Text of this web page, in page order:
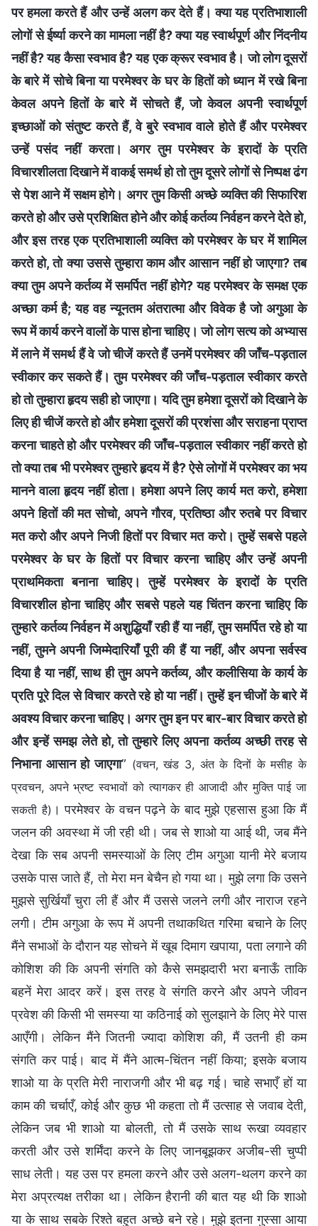
पर हमला करते हैं और उन्हें अलग कर देते हैं। क्या यह प्रतिभाशाली
लोगों से ईर्ष्या करने का मामला नहीं है? क्या यह स्‍वार्थपूर्ण और निंदनीय
नहीं है? यह कैसा स्वभाव है? यह एक क्रूर स्वभाव है। जो लोग दूसरों
के बारे में सोचे बिना या परमेश्वर के घर के हितों को ध्‍यान में रखे बिना
केवल अपने हितों के बारे में सोचते हैं, जो केवल अपनी स्‍वार्थपूर्ण
इच्छाओं को संतुष्ट करते हैं, वे बुरे स्वभाव वाले होते हैं और परमेश्वर
उन्हें पसंद नहीं करता। अगर तुम परमेश्वर के इरादों के प्रति
विचारशीलता दिखाने में वाकई समर्थ हो तो तुम दूसरे लोगों से निष्पक्ष ढंग
से पेश आने में सक्षम होगे। अगर तुम किसी अच्छे व्यक्ति की सिफारिश
करते हो और उसे प्रशिक्षित होने और कोई कर्तव्य निर्वहन करने देते हो,
और इस तरह एक प्रतिभाशाली व्यक्ति को परमेश्वर के घर में शामिल
करते हो, तो क्या उससे तुम्‍हारा काम और आसान नहीं हो जाएगा? तब
क्या तुम अपने कर्तव्‍य में समर्पित नहीं होगे? यह परमेश्वर के समक्ष एक
अच्छा कर्म है; यह वह न्यूनतम अंतरात्मा और विवेक है जो अगुआ के
रूप में कार्य करने वालों के पास होना चाहिए। जो लोग सत्य को अभ्‍यास
में लाने में समर्थ हैं वे जो चीजें करते हैं उनमें परमेश्वर की जाँच-पड़ताल
स्वीकार कर सकते हैं। तुम परमेश्वर की जाँच-पड़ताल स्वीकार करते
हो तो तुम्‍हारा हृदय सही हो जाएगा। यदि तुम हमेशा दूसरों को दिखाने के
लिए ही चीजें करते हो और हमेशा दूसरों की प्रशंसा और सराहना प्राप्त
करना चाहते हो और परमेश्वर की जाँच-पड़ताल स्वीकार नहीं करते हो
तो क्या तब भी परमेश्वर तुम्‍हारे हृदय में है? ऐसे लोगों में परमेश्वर का भय
मानने वाला हृदय नहीं होता। हमेशा अपने लिए कार्य मत करो, हमेशा
अपने हितों की मत सोचो, अपने गौरव, प्रतिष्ठा और रुतबे पर विचार
मत करो और अपने निजी हितों पर विचार मत करो। तुम्‍हें सबसे पहले
परमेश्वर के घर के हितों पर विचार करना चाहिए और उन्‍हें अपनी
प्राथमिकता बनाना चाहिए। तुम्‍हें परमेश्वर के इरादों के प्रति
विचारशील होना चाहिए और सबसे पहले यह चिंतन करना चाहिए कि
तुम्‍हारे कर्तव्‍य निर्वहन में अशुद्धियाँ रही हैं या नहीं, तुम समर्पित रहे हो या
नहीं, तुमने अपनी जिम्मेदारियाँ पूरी की हैं या नहीं, और अपना सर्वस्व
दिया है या नहीं, साथ ही तुम अपने कर्तव्य, और कलीसिया के कार्य के
प्रति पूरे दिल से विचार करते रहे हो या नहीं। तुम्‍हें इन चीजों के बारे में
अवश्‍य विचार करना चाहिए। अगर तुम इन पर बार-बार विचार करते हो
और इन्हें समझ लेते हो, तो तुम्‍हारे लिए अपना कर्तव्‍य अच्‍छी तरह से
निभाना आसान हो जाएगा” (वचन, खंड 3, अंत के दिनों के मसीह के
प्रवचन, अपने भ्रष्ट स्वभावों को त्यागकर ही आजादी और मुक्ति पाई जा
सकती है) । परमेश्वर के वचन पढ़ने के बाद मुझे एहसास हुआ कि मैं
जलन की अवस्था में जी रही थी। जब से शाओ या आई थी, जब मैंने
देखा कि सब अपनी समस्याओं के लिए टीम अगुआ यानी मेरे बजाय
उसके पास जाते हैं, तो मेरा मन बेचैन हो गया था। मुझे लगा कि उसने
मुझसे सुर्खियाँ चुरा ली हैं और मैं उससे जलने लगी और नाराज रहने
लगी। टीम अगुआ के रूप में अपनी तथाकथित गरिमा बचाने के लिए
मैंने सभाओं के दौरान यह सोचने में खूब दिमाग खपाया, पता लगाने की
कोशिश की कि अपनी संगति को कैसे समझदारी भरा बनाऊँ ताकि
बहनें मेरा आदर करें। इस तरह वे संगति करने और अपने जीवन
प्रवेश की किसी भी समस्या या कठिनाई को सुलझाने के लिए मेरे पास
आएँगी। लेकिन मैंने जितनी ज्यादा कोशिश की, मैं उतनी ही कम
संगति कर पाई। बाद में मैंने आत्म-चिंतन नहीं किया; इसके बजाय
शाओ या के प्रति मेरी नाराजगी और भी बढ़ गई। चाहे सभाएँ हों या
काम की चर्चाएँ, कोई और कुछ भी कहता तो मैं उत्साह से जवाब देती,
लेकिन जब भी शाओ या बोलती, तो मैं उसके साथ रूखा व्यवहार
करती और उसे शर्मिंदा करने के लिए जानबूझकर अजीब-सी चुप्पी
साध लेती। यह उस पर हमला करने और उसे अलग-थलग करने का
मेरा अप्रत्यक्ष तरीका था। लेकिन हैरानी की बात यह थी कि शाओ
या के साथ सबके रिश्ते बहुत अच्छे बने रहे। मुझे इतना गुस्सा आया